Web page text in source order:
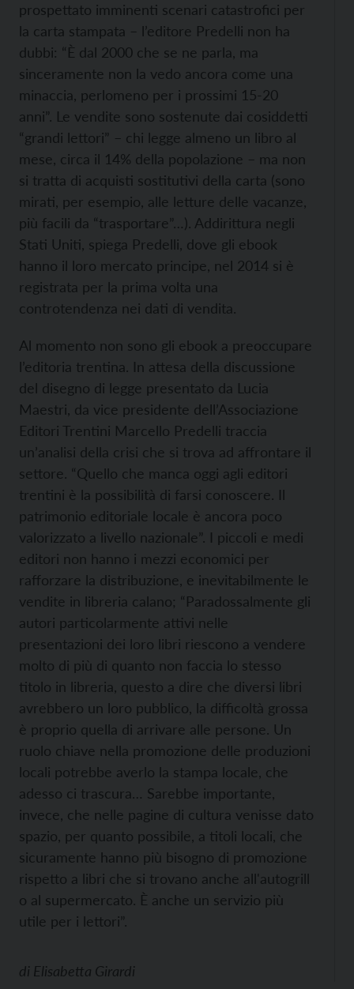
prospettato imminenti scenari catastrofici per
la carta stampata – l’editore Predelli non ha
dubbi: “È dal 2000 che se ne parla, ma
sinceramente non la vedo ancora come una
minaccia, perlomeno per i prossimi 15-20
anni”. Le vendite sono sostenute dai cosiddetti
“grandi lettori” – chi legge almeno un libro al
mese, circa il 14% della popolazione – ma non
si tratta di acquisti sostitutivi della carta (sono
mirati, per esempio, alle letture delle vacanze,
più facili da “trasportare”…). Addirittura negli
Stati Uniti, spiega Predelli, dove gli ebook
hanno il loro mercato principe, nel 2014 si è
registrata per la prima volta una
controtendenza nei dati di vendita.
Al momento non sono gli ebook a preoccupare
l’editoria trentina. In attesa della discussione
del disegno di legge presentato da Lucia
Maestri, da vice presidente dell’Associazione
Editori Trentini Marcello Predelli traccia
un’analisi della crisi che si trova ad affrontare il
settore. “Quello che manca oggi agli editori
trentini è la possibilità di farsi conoscere. Il
patrimonio editoriale locale è ancora poco
valorizzato a livello nazionale”. I piccoli e medi
editori non hanno i mezzi economici per
rafforzare la distribuzione, e inevitabilmente le
vendite in libreria calano; “Paradossalmente gli
autori particolarmente attivi nelle
presentazioni dei loro libri riescono a vendere
molto di più di quanto non faccia lo stesso
titolo in libreria, questo a dire che diversi libri
avrebbero un loro pubblico, la difficoltà grossa
è proprio quella di arrivare alle persone. Un
ruolo chiave nella promozione delle produzioni
locali potrebbe averlo la stampa locale, che
adesso ci trascura… Sarebbe importante,
invece, che nelle pagine di cultura venisse dato
spazio, per quanto possibile, a titoli locali, che
sicuramente hanno più bisogno di promozione
rispetto a libri che si trovano anche all'autogrill
o al supermercato. È anche un servizio più
utile per i lettori”.
di Elisabetta Girardi